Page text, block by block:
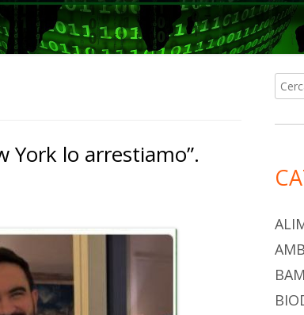
York lo arrestiamo”.
per: